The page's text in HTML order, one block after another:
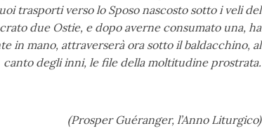
trasporti verso lo Sposo nascosto sotto i veli del
due Ostie, e dopo averne consumato una, ha
in mano, attraverserà ora sotto il baldacchino, al
canto degli inni, le file della moltitudine prostrata.
(Prosper Guéranger, l’Anno Liturgico)